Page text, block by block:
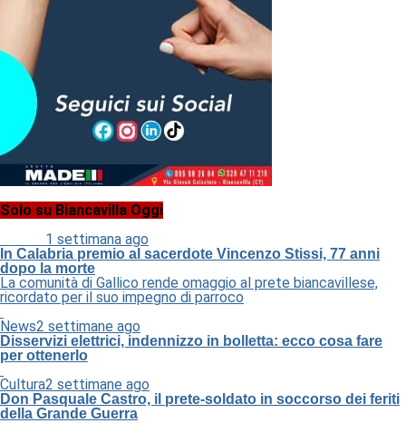
Solo su Biancavilla Oggi
1 settimana ago
In Calabria premio al sacerdote Vincenzo Stissi, 77 anni
dopo la morte
La comunità di Gallico rende omaggio al prete biancavillese,
ricordato per il suo impegno di parroco
News2 settimane ago
Disservizi elettrici, indennizzo in bolletta: ecco cosa fare
per ottenerlo
Cultura2 settimane ago
Don Pasquale Castro, il prete-soldato in soccorso dei feriti
della Grande Guerra